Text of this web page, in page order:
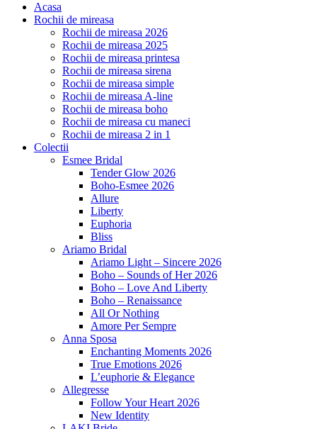
Acasa
Rochii de mireasa
Rochii de mireasa 2026
Rochii de mireasa 2025
Rochii de mireasa printesa
Rochii de mireasa sirena
Rochii de mireasa simple
Rochii de mireasa A-line
Rochii de mireasa boho
Rochii de mireasa cu maneci
Rochii de mireasa 2 in 1
Colectii
Esmee Bridal
Tender Glow 2026
Boho-Esmee 2026
Allure
Liberty
Euphoria
Bliss
Ariamo Bridal
Ariamo Light – Sincere 2026
Boho – Sounds of Her 2026
Boho – Love And Liberty
Boho – Renaissance
All Or Nothing
Amore Per Sempre
Anna Sposa
Enchanting Moments 2026
True Emotions 2026
L’euphorie & Elegance
Allegresse
Follow Your Heart 2026
New Identity